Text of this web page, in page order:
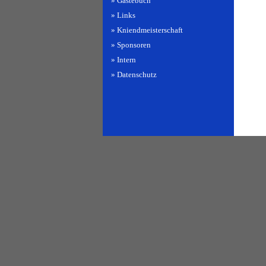
» Links
» Kniendmeisterschaft
» Sponsoren
» Intern
» Datenschutz